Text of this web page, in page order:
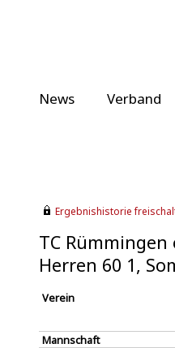
News Verband
Ergebnishistorie
TC Rümmingen
Herren 60 1,
Verein
Mannschaft